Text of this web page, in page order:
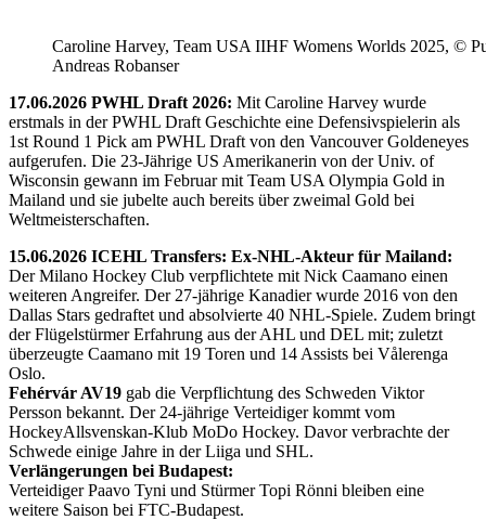
Caroline Harvey, Team USA IIHF Womens Worlds 2025, ©
Andreas Robanser
17.06.2026 PWHL Draft 2026: Mit Caroline Harvey wurde
erstmals in der PWHL Draft Geschichte eine Defensivspielerin als
1st Round 1 Pick am PWHL Draft von den Vancouver Goldeneyes
aufgerufen. Die 23-Jährige US Amerikanerin von der Univ. of
Wisconsin gewann im Februar mit Team USA Olympia Gold in
Mailand und sie jubelte auch bereits über zweimal Gold bei
Weltmeisterschaften.
15.06.2026 ICEHL Transfers: Ex-NHL-Akteur für Mailand:
Der Milano Hockey Club verpflichtete mit Nick Caamano einen
weiteren Angreifer. Der 27-jährige Kanadier wurde 2016 von den
Dallas Stars gedraftet und absolvierte 40 NHL-Spiele. Zudem bringt
der Flügelstürmer Erfahrung aus der AHL und DEL mit; zuletzt
überzeugte Caamano mit 19 Toren und 14 Assists bei Vålerenga
Oslo.
Fehérvár AV19 gab die Verpflichtung des Schweden Viktor
Persson bekannt. Der 24-jährige Verteidiger kommt vom
HockeyAllsvenskan-Klub MoDo Hockey. Davor verbrachte der
Schwede einige Jahre in der Liiga und SHL.
Verlängerungen bei Budapest:
Verteidiger Paavo Tyni und Stürmer Topi Rönni bleiben eine
weitere Saison bei FTC-Budapest.